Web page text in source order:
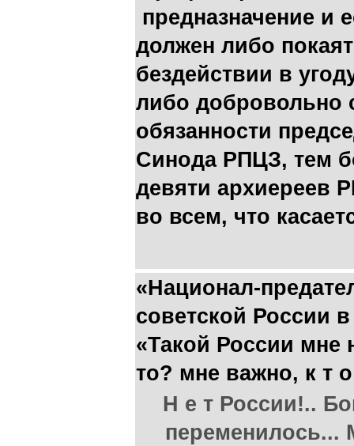
предназначение и
должен либо
бездействии в
либо добровольно
обязанности
Синода РПЦЗ, тем
девяти архиереев
во всем, что
«Национал-
советской России
«Такой России мне
то? мне важно, к т
Н е т России!..
переменилось...